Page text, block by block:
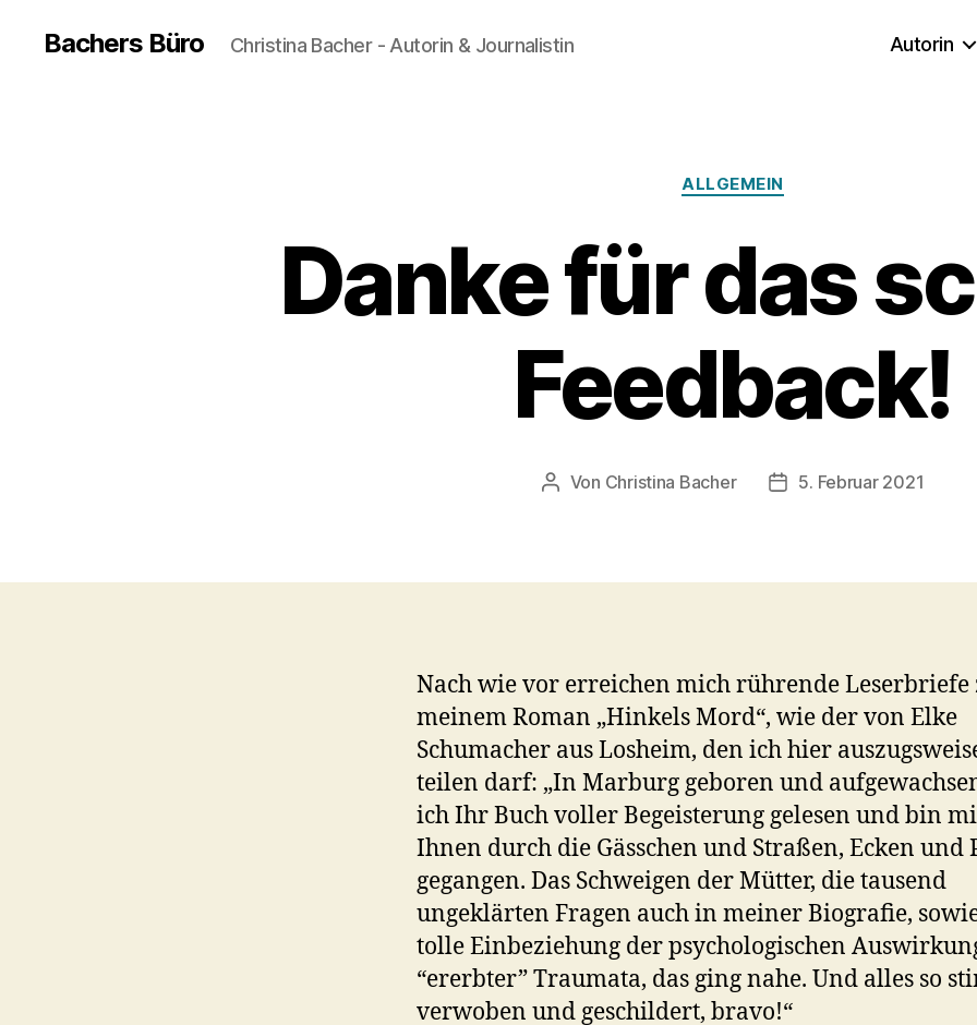
Bachers Büro Christina Bacher - Autorin & Journalistin Autorin
Kategorien
ALLGEMEIN
Danke für das
Feedback!
Beitragsautor
Von Christina Bacher Veröffentlichungsdatum
5. Februar 2021
Nach wie vor erreichen mich rührende Leserbriefe
meinem Roman „Hinkels Mord“, wie der von Elke
Schumacher aus Losheim, den ich hier
teilen darf: „In Marburg geboren und
ich Ihr Buch voller Begeisterung gelesen und bin
Ihnen durch die Gässchen und Straßen, Ecken und
gegangen. Das Schweigen der Mütter, die tausend
ungeklärten Fragen auch in meiner Biografie,
tolle Einbeziehung der psychologischen
“ererbter” Traumata, das ging nahe. Und alles so
verwoben und geschildert, bravo!“